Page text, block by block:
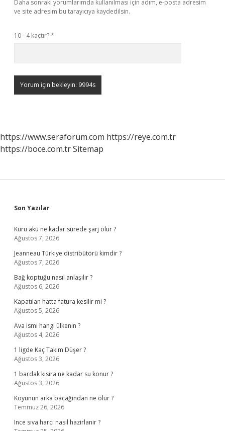
Daha sonraki yorumlarımda kullanılması için adım, e-posta adresim
ve site adresim bu tarayıcıya kaydedilsin.
10 - 4 kaçtır?*
https://www.seraforum.com https://reye.com.tr
https://boce.com.trSitemap
Sidebar
Son Yazılar
Kuru akü ne kadar sürede şarj olur ?
Ağustos 7, 2026
Jeanneau Türkiye distribütörü kimdir ?
Ağustos 7, 2026
Bağ koptuğu nasıl anlaşılır ?
Ağustos 6, 2026
Kapatılan hatta fatura kesilir mi ?
Ağustos 5, 2026
Ava ismi hangi ülkenin ?
Ağustos 4, 2026
1 ligde Kaç Takim Düşer ?
Ağustos 3, 2026
1 bardak kisira ne kadar su konur ?
Ağustos 3, 2026
Koyunun arka bacağından ne olur ?
Temmuz 26, 2026
Ince sıva harcı nasıl hazirlanir ?